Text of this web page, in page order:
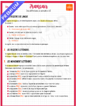
PREMIUM